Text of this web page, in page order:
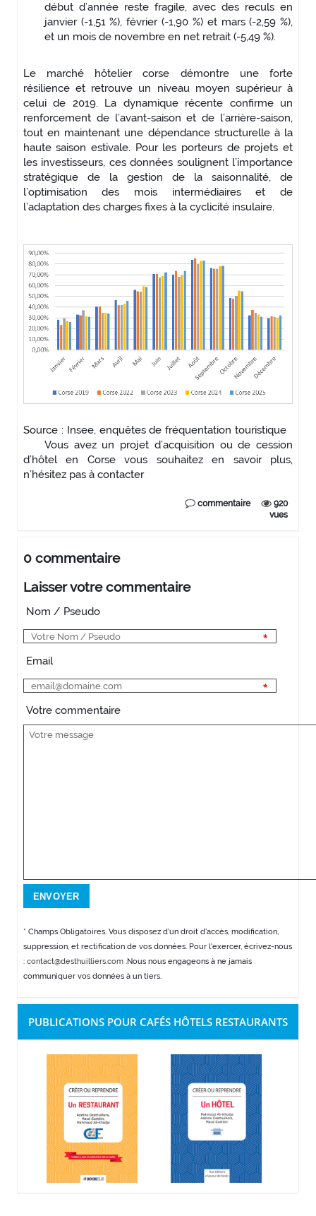
début d’année reste fragile, avec des reculs en
janvier (-1,51 %), février (-1,90 %) et mars (-2,59 %),
et un mois de novembre en net retrait (-5,49 %).
Le marché hôtelier corse démontre une forte
résilience et retrouve un niveau moyen supérieur à
celui de 2019. La dynamique récente confirme un
renforcement de l’avant-saison et de l’arrière-saison,
tout en maintenant une dépendance structurelle à la
haute saison estivale. Pour les porteurs de projets et
les investisseurs, ces données soulignent l’importance
stratégique de la gestion de la saisonnalité, de
l’optimisation des mois intermédiaires et de
l’adaptation des charges fixes à la cyclicité insulaire.
Source : Insee, enquêtes de fréquentation touristique
Vous avez un projet d’acquisition ou de cession
d’hôtel en Corse vous souhaitez en savoir plus,
n’hésitez pas à contacter
commentaire
920
vues
0 commentaire
Laisser votre commentaire
Nom / Pseudo
Email
Votre commentaire
* Champs Obligatoires. Vous disposez d'un droit d'accès, modification,
suppression, et rectification de vos données. Pour l'exercer, écrivez-nous
: contact@desthuilliers.com.Nous nous engageons à ne jamais
communiquer vos données à un tiers.
PUBLICATIONS POUR CAFÉS HÔTELS RESTAURANTS